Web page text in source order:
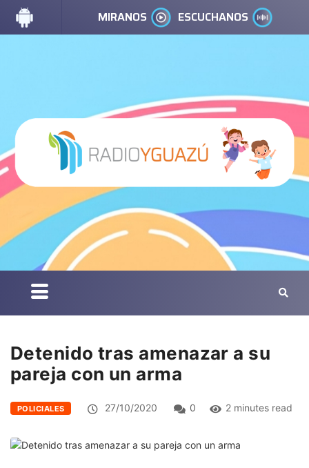
MIRANOS ESCUCHANOS
Detenido tras amenazar a su
pareja con un arma
POLICIALES 27/10/2020 0 2 minutes read